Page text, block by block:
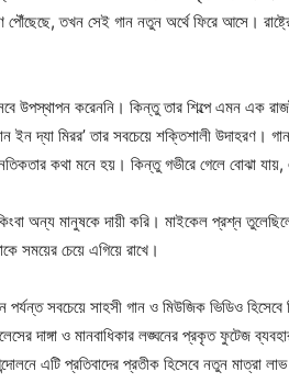
পৌঁছেছে, তখন সেই গান নতুন অর্থে ফিরে আসে।
উপস্থাপন করেননি। কিন্তু তার শিল্পে এমন এক
ইন দ্যা মিরর’ তার সবচেয়ে শক্তিশালী উদাহরণ।
কথা মনে হয়। কিন্তু গভীরে গেলে বোঝা যায়,
অন্য মানুষকে দায়ী করি। মাইকেল প্রশ্ন
সময়ের চেয়ে এগিয়ে রাখে।
সবচেয়ে সাহসী গান ও মিউজিক ভিডিও হিসেবে
দাঙ্গা ও মানবাধিকার লঙ্ঘনের প্রকৃত ফুটেজ
এটি প্রতিবাদের প্রতীক হিসেবে নতুন মাত্রা